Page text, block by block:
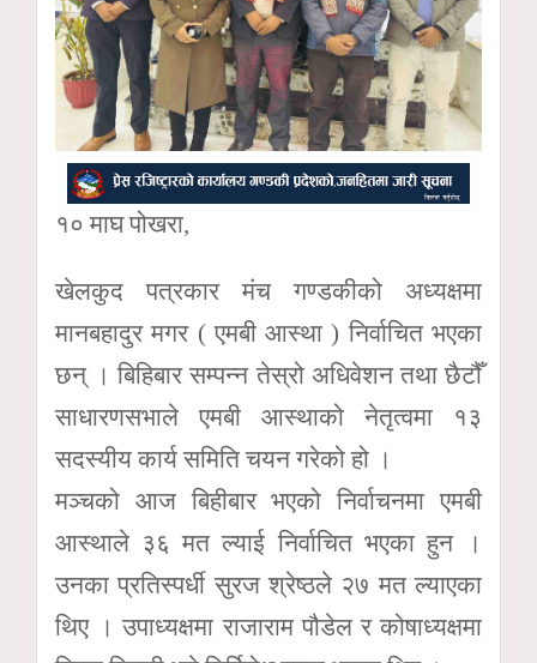
१० माघ पोखरा,
खेलकुद पत्रकार मंच गण्डकीको अध्यक्षमा
मानबहादुर मगर ( एमबी आस्था ) निर्वाचित भएका
छन् । बिहिबार सम्पन्न तेस्रो अधिवेशन तथा छैटौँ
साधारणसभाले एमबी आस्थाको नेतृत्वमा १३
सदस्यीय कार्य समिति चयन गरेको हो ।
मञ्चको आज बिहीबार भएको निर्वाचनमा एमबी
आस्थाले ३६ मत ल्याई निर्वाचित भएका हुन ।
उनका प्रतिस्पर्धी सुरज श्रेष्ठले २७ मत ल्याएका
थिए । उपाध्यक्षमा राजाराम पौडेल र कोषाध्यक्षमा